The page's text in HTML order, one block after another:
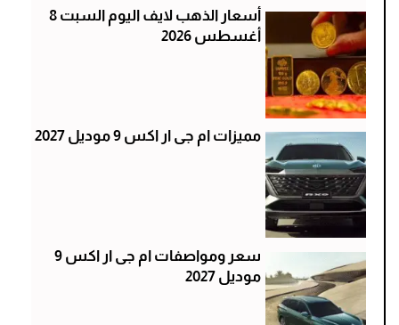
أسعار الذهب لايف اليوم السبت 8
أغسطس 2026
مميزات ام جى ار اكس 9 موديل 2027
سعر ومواصفات ام جى ار اكس 9
موديل 2027